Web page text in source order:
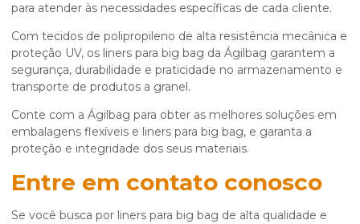
para atender às necessidades específicas de cada cliente.
Com tecidos de polipropileno de alta resistência mecânica e
proteção UV, os liners para big bag da Ágilbag garantem a
segurança, durabilidade e praticidade no armazenamento e
transporte de produtos a granel.
Conte com a Ágilbag para obter as melhores soluções em
embalagens flexíveis e liners para big bag, e garanta a
proteção e integridade dos seus materiais.
Entre em contato conosco
Se você busca por liners para big bag de alta qualidade e